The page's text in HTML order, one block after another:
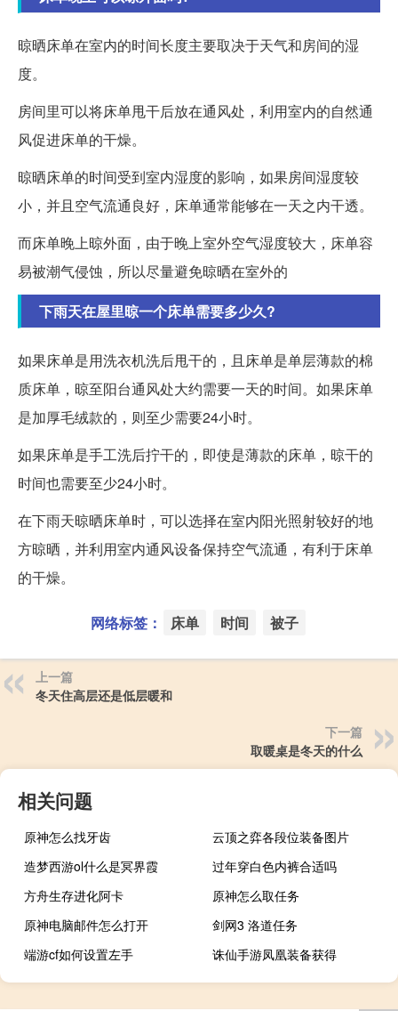
晾晒床单在室内的时间长度主要取决于天气和房间的湿
度。
房间里可以将床单甩干后放在通风处，利用室内的自然通
风促进床单的干燥。
晾晒床单的时间受到室内湿度的影响，如果房间湿度较
小，并且空气流通良好，床单通常能够在一天之内干透。
而床单晚上晾外面，由于晚上室外空气湿度较大，床单容
易被潮气侵蚀，所以尽量避免晾晒在室外的
下雨天在屋里晾一个床单需要多少久?
如果床单是用洗衣机洗后甩干的，且床单是单层薄款的棉
质床单，晾至阳台通风处大约需要一天的时间。如果床单
是加厚毛绒款的，则至少需要24小时。
如果床单是手工洗后拧干的，即使是薄款的床单，晾干的
时间也需要至少24小时。
在下雨天晾晒床单时，可以选择在室内阳光照射较好的地
方晾晒，并利用室内通风设备保持空气流通，有利于床单
的干燥。
网络标签： 床单 时间 被子
上一篇
冬天住高层还是低层暖和
下一篇
取暖桌是冬天的什么
相关问题
原神怎么找牙齿
云顶之弈各段位装备图片
造梦西游ol什么是冥界霞
过年穿白色内裤合适吗
方舟生存进化阿卡
原神怎么取任务
原神电脑邮件怎么打开
剑网3 洛道任务
端游cf如何设置左手
诛仙手游凤凰装备获得